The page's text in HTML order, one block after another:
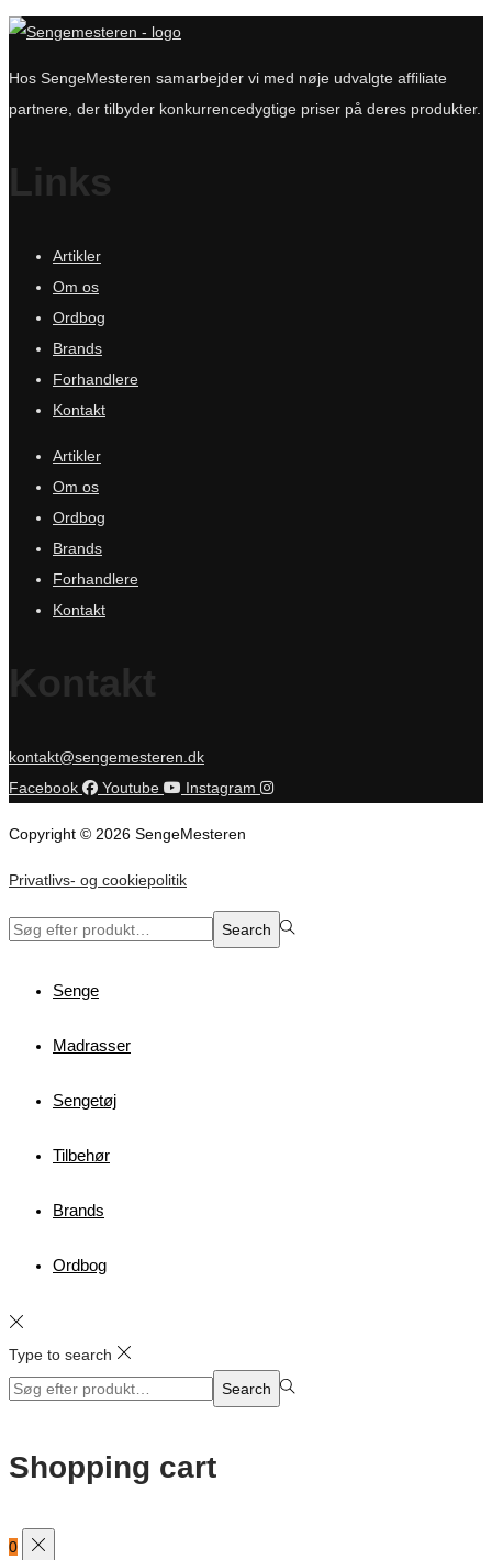
Hos SengeMesteren samarbejder vi med nøje udvalgte affiliate
partnere, der tilbyder konkurrencedygtige priser på deres produkter.
Links
Artikler
Om os
Ordbog
Brands
Forhandlere
Kontakt
Artikler
Om os
Ordbog
Brands
Forhandlere
Kontakt
Kontakt
kontakt@sengemesteren.dk
Facebook
Youtube Instagram
Copyright © 2026 SengeMesteren
Privatlivs- og cookiepolitik
Search
Search
Senge
Madrasser
Sengetøj
Tilbehør
Brands
Ordbog
Type to search
Search
Search
Shopping cart
0